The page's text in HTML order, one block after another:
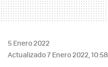
5 Enero 2022
Actualizado 7 Enero 2022, 10:58